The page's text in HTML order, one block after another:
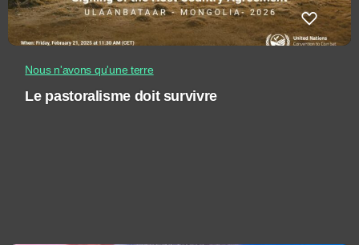
Nous n'avons qu'une terre
Le pastoralisme doit survivre